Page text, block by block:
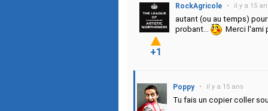
RockAgricole • il y a 15
autant (ou au temps)
probant...
Merci l'ami
+1
Poppy • il y a 15 ans
Tu fais un copier coller